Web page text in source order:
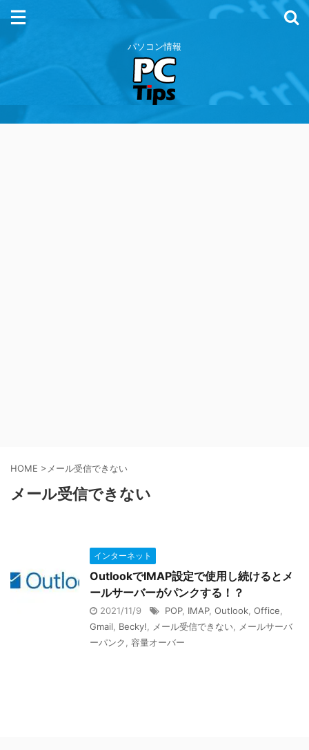
パソコン情報
HOME > メール受信できない
メール受信できない
インターネット
OutlookでIMAP設定で使用し続けるとメ
ールサーバーがパンクする！？
2021/11/9 POP, IMAP, Outlook Office
Gmail
Becky! メール受信できない
メールサーバ
ーパンク
容量オーバー